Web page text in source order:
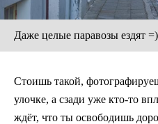
Даже целые паравозы ездят =)
Стоишь такой,
улочке, а сзади уже кто-то
ждёт, что ты освободишь